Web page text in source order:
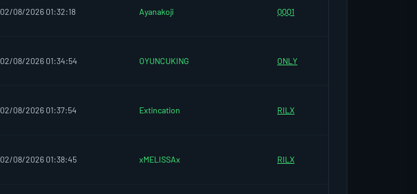
02/08/2026 01:32:18 Ayanakoji QQQ1
02/08/2026 01:34:54 OYUNCUKING ONLY
02/08/2026 01:37:54 Extincation RILX
02/08/2026 01:38:45 xMELISSAx RILX